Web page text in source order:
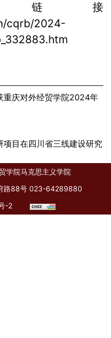
链接
cqrb/2024-
重庆对外经贸学院2024年
目在四川省三线建设研究
学院马克思主义学院
路88号 023-64289880
-2